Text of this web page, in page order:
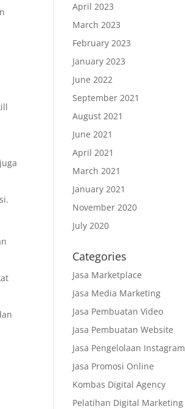
April 2023
March 2023
February 2023
January 2023
June 2022
September 2021
August 2021
June 2021
April 2021
March 2021
January 2021
November 2020
July 2020
Categories
Jasa Marketplace
Jasa Media Marketing
Jasa Pembuatan Video
Jasa Pembuatan Website
Jasa Pengelolaan Instagram
Jasa Promosi Online
Kombas Digital Agency
Pelatihan Digital Marketing